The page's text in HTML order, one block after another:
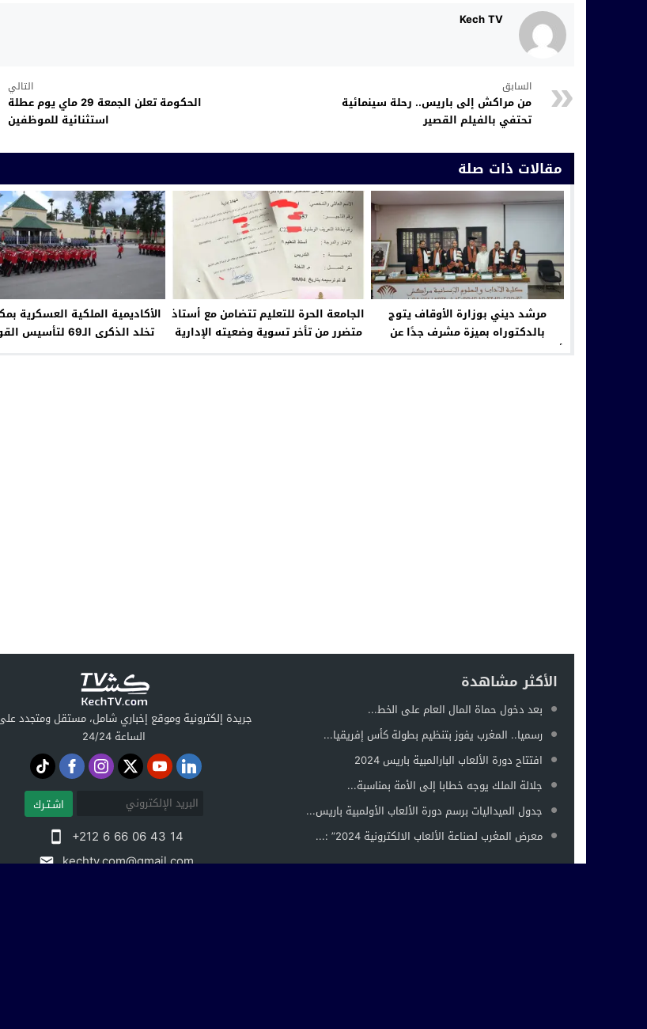
Kech TV
السابق
من مراكش إلى باريس.. رحلة سينمائية
تحتفي بالفيلم القصير
التالي
الحكومة تعلن الجمعة 29 ماي يوم عطلة
استثنائية للموظفين
مقالات ذات صلة
مرشد ديني بوزارة الأوقاف يتوج
بالدكتوراه بميزة مشرف جدًا عن
أطروحة في الفكر الإسلامي والسياسة
الجامعة الحرة للتعليم تتضامن مع أستاذ
متضرر من تأخر تسوية وضعيته الإدارية
الأكاديمية الملكية العسكرية
تخلد الذكرى الـ69
الأكثر مشاهدة
بعد دخول حماة المال العام على الخط...
رسميا.. المغرب يفوز بتنظيم بطولة كأس إفريقيا...
افتتاح دورة الألعاب البارالمبية باريس 2024
جلالة الملك يوجه خطابا إلى الأمة بمناسبة...
جدول الميداليات برسم دورة الألعاب الأولمبية باريس...
معرض المغرب لصناعة الألعاب الالكترونية 2024” :...
جريدة إلكترونية وموقع إخباري شامل، مستقل ومتجدد
الساعة 24/24
اشـتـرك
+212 6 66 06 43 14
kechtv.com@gmail.com